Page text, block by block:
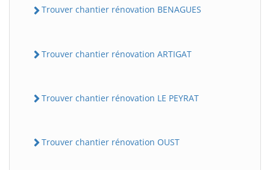
Trouver chantier rénovation BENAGUES
Trouver chantier rénovation ARTIGAT
Trouver chantier rénovation LE PEYRAT
Trouver chantier rénovation OUST